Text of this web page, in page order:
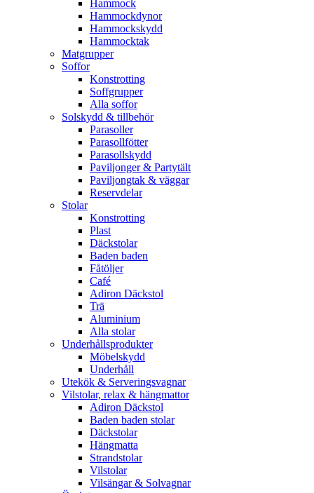
Hammock
Hammockdynor
Hammockskydd
Hammocktak
Matgrupper
Soffor
Konstrotting
Soffgrupper
Alla soffor
Solskydd & tillbehör
Parasoller
Parasollfötter
Parasollskydd
Paviljonger & Partytält
Paviljongtak & väggar
Reservdelar
Stolar
Konstrotting
Plast
Däckstolar
Baden baden
Fåtöljer
Café
Adiron Däckstol
Trä
Aluminium
Alla stolar
Underhållsprodukter
Möbelskydd
Underhåll
Utekök & Serveringsvagnar
Vilstolar, relax & hängmattor
Adiron Däckstol
Baden baden stolar
Däckstolar
Hängmatta
Strandstolar
Vilstolar
Vilsängar & Solvagnar